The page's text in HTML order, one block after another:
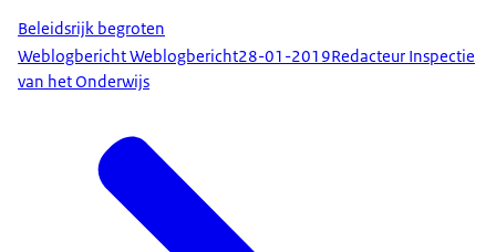
Beleidsrijk begroten
Weblogbericht Weblogbericht28-01-2019Redacteur Inspectie
van het Onderwijs